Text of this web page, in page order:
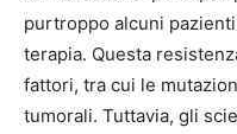
purtroppo alcuni
terapia. Questa
fattori, tra cui le
tumorali. Tuttavia, gli